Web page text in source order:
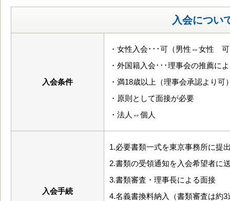
入会につい
入会条件
・女性入会･･･可（男性⇔女性
・外国籍入会･･･理事会の推薦に
・満18歳以上（理事会承認より可
・原則として面接が必要
・法人⇔個人
入会手続
1.必要書類一式を東京事務所に提
2.書類の受領通知を入会希望者に
3.書類審査・理事長による面接
4.名義書換料納入（書類審査は約3